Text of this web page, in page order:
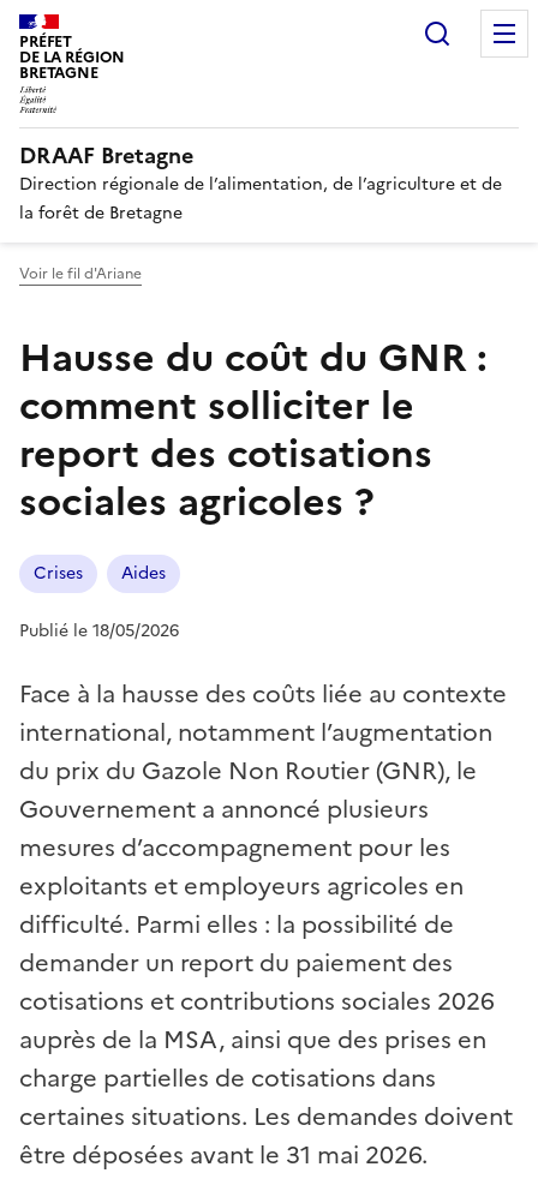
PRÉFET
DE LA RÉGION
BRETAGNE
DRAAF Bretagne
Direction régionale de l’alimentation, de l’agriculture et de
la forêt de Bretagne
Voir le fil d'Ariane
Hausse du coût du GNR :
comment solliciter le
report des cotisations
sociales agricoles ?
Crises Aides
Publié le 18/05/2026
Face à la hausse des coûts liée au contexte
international, notamment l’augmentation
du prix du Gazole Non Routier (GNR), le
Gouvernement a annoncé plusieurs
mesures d’accompagnement pour les
exploitants et employeurs agricoles en
difficulté. Parmi elles : la possibilité de
demander un report du paiement des
cotisations et contributions sociales 2026
auprès de la MSA, ainsi que des prises en
charge partielles de cotisations dans
certaines situations. Les demandes doivent
être déposées avant le 31 mai 2026.